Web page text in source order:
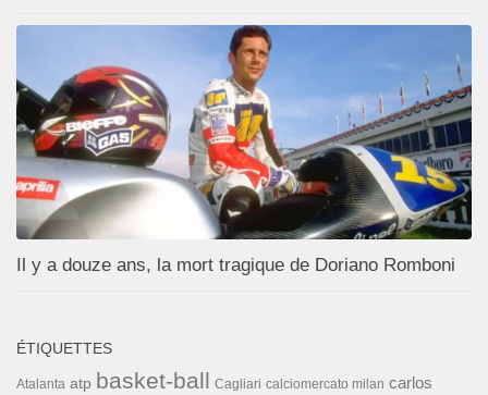
Il y a douze ans, la mort tragique de Doriano Romboni
ÉTIQUETTES
Atalanta atp basket-ball Cagliari calciomercato milan carlos